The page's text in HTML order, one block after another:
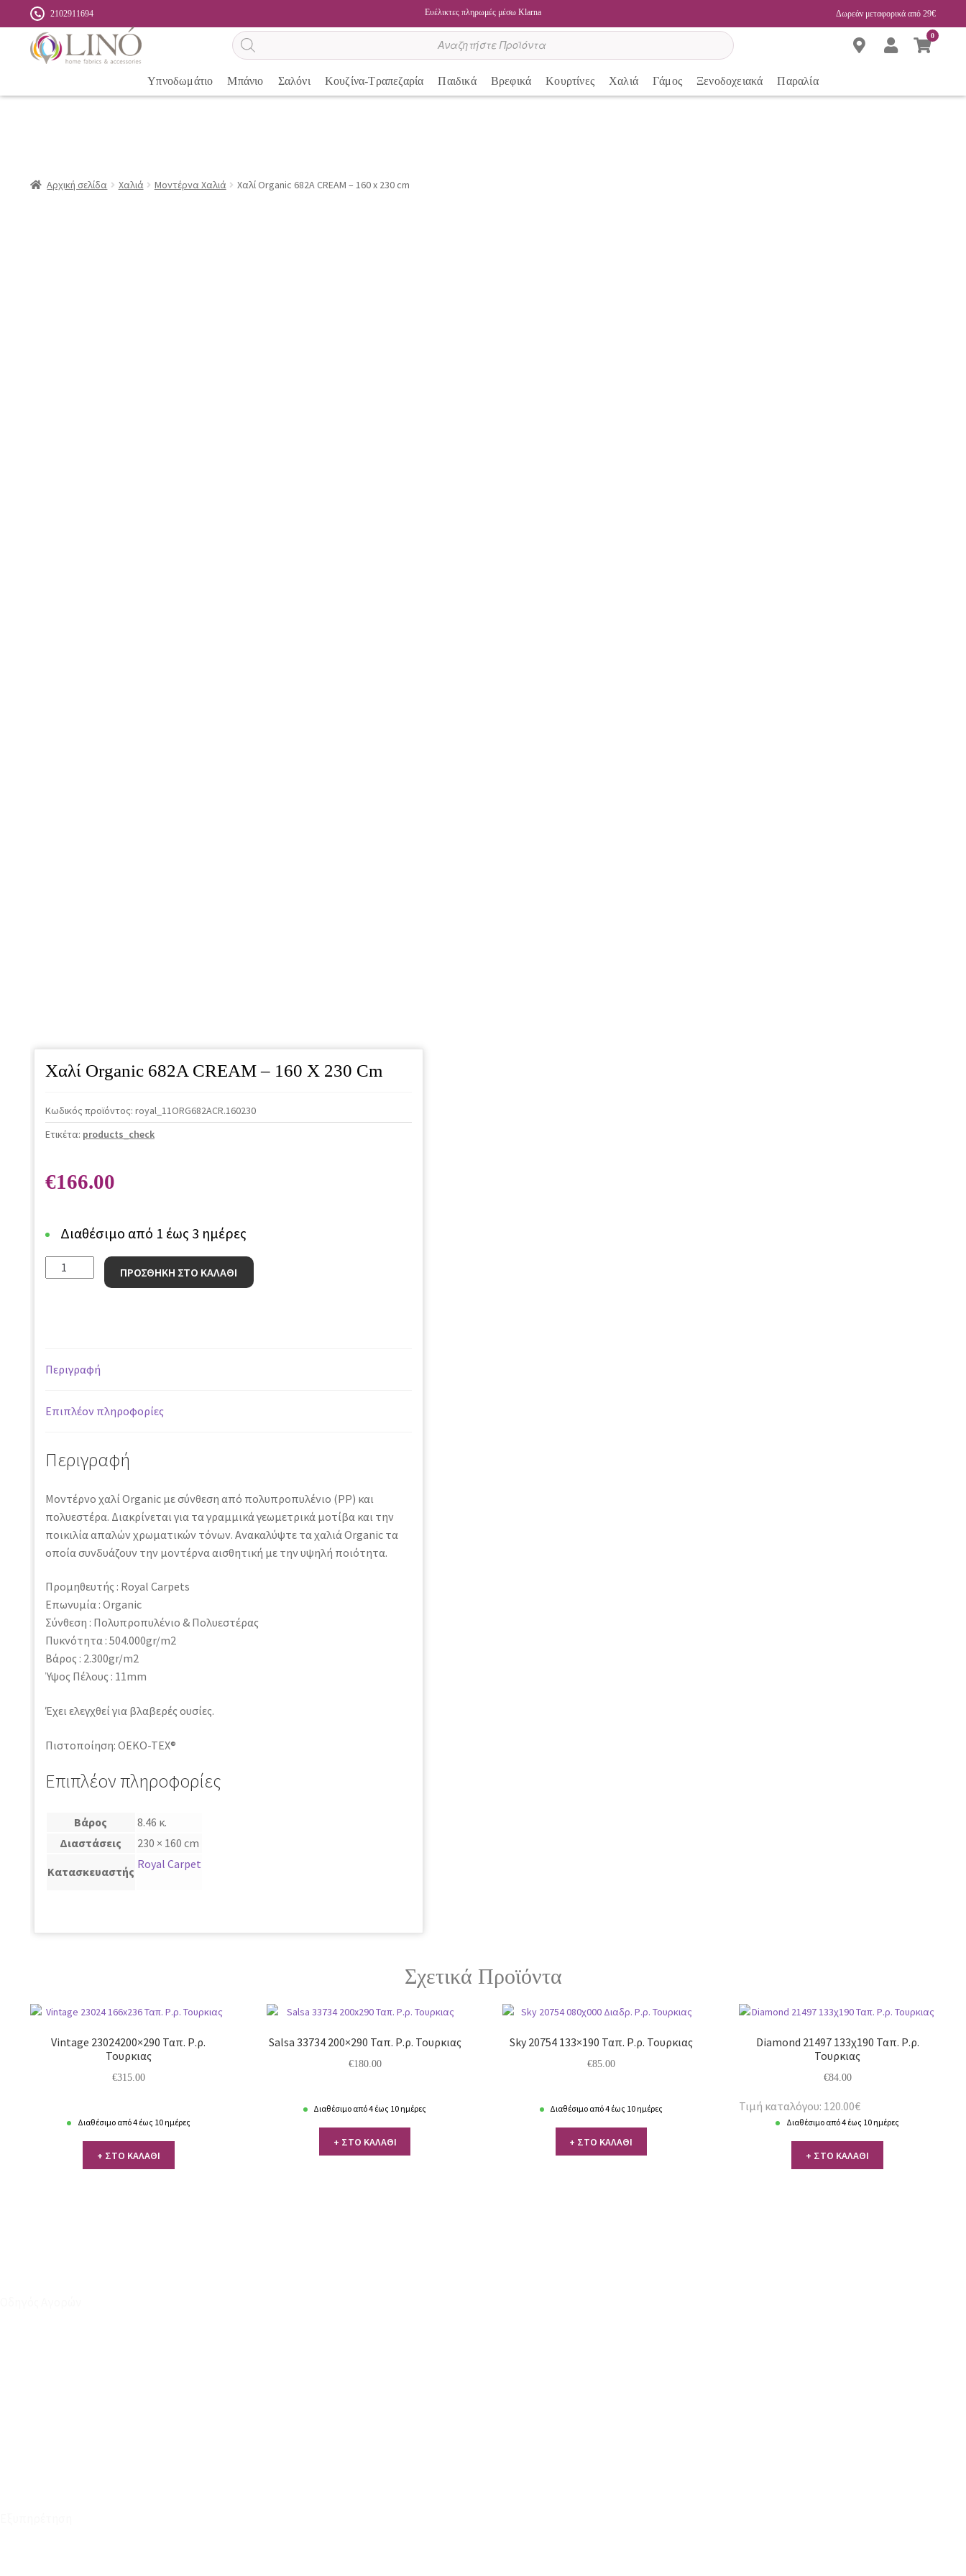
2102911694 Ευέλικτες πληρωμές μέσω Klarna Δωρεάν μεταφορικά από 29€
Αναζήτηση
προϊόντων
0
Υπνοδωμάτιο Μπάνιο Σαλόνι Κουζίνα-Τραπεζαρία Παιδικά Βρεφικά Κουρτίνες Χαλιά Γάμος Ξενοδοχειακά Παραλία
Αρχική σελίδα Χαλιά Μοντέρνα Χαλιά Χαλί Organic 682Α CREAM – 160 x 230 cm
Χαλί Organic 682Α CREAM – 160 X 230 Cm
Κωδικός προϊόντος: royal_11ORG682ΑCR.160230
Ετικέτα: products_check
€166.00
Διαθέσιμο από 1 έως 3 ημέρες
Χαλί
Organic
x
cm
ΠΡΟΣΘΗΚΗ ΣΤΟ ΚΑΛΑΘΙ
Περιγραφή
Επιπλέον πληροφορίες
Περιγραφή
Μοντέρνο χαλί Organic με σύνθεση από πολυπροπυλένιο (PP) και
πολυεστέρα. Διακρίνεται για τα γραμμικά γεωμετρικά μοτίβα και την
ποικιλία απαλών χρωματικών τόνων. Ανακαλύψτε τα χαλιά Organic τα
οποία συνδυάζουν την μοντέρνα αισθητική με την υψηλή ποιότητα.
Προμηθευτής : Royal Carpets
Επωνυμία : Organic
Σύνθεση : Πολυπροπυλένιο & Πολυεστέρας
Πυκνότητα : 504.000gr/m2
Βάρος : 2.300gr/m2
Ύψος Πέλους : 11mm
Έχει ελεγχθεί για βλαβερές ουσίες.
Πιστοποίηση: OEKO-TEX®
Επιπλέον πληροφορίες
Βάρος
8.46 κ.
Διαστάσεις
230 × 160 cm
Κατασκευαστής
Royal Carpet
Σχετικά Προϊόντα
Vintage 23024200×290 Ταπ. Ρ.ρ.
Τουρκιας
€315.00
Διαθέσιμο από 4 έως 10 ημέρες
+ ΣΤΟ ΚΑΛΑΘΙ
Salsa 33734 200×290 Ταπ. Ρ.ρ. Τουρκιας
€180.00
Διαθέσιμο από 4 έως 10 ημέρες
+ ΣΤΟ ΚΑΛΑΘΙ
Sky 20754 133×190 Ταπ. Ρ.ρ. Τουρκιας
€85.00
Διαθέσιμο από 4 έως 10 ημέρες
+ ΣΤΟ ΚΑΛΑΘΙ
Diamond 21497 133χ190 Ταπ. Ρ.ρ.
Τουρκιας
€84.00
Τιμή καταλόγου: 120.00€
Διαθέσιμο από 4 έως 10 ημέρες
+ ΣΤΟ ΚΑΛΑΘΙ